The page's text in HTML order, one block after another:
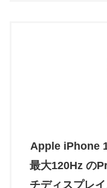
Apple iPhone
最大120Hz の
チディスプレ